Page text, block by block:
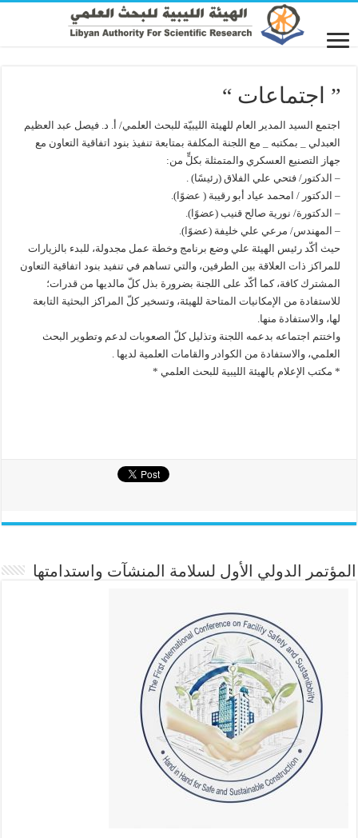
” اجتماعات “
اجتمع السيد المدير العام للهيئة الليبيّة للبحث العلمي/ أ. د. فيصل عبد العظيم
العبدلي _ بمكتبه _ مع اللجنة المكلفة بمتابعة تنفيذ بنود اتفاقية التعاون مع
جهاز التصنيع العسكري والمتمثلة بكلٍّ من:
– الدكتور/ فتحي علي الفلاق (رئيسًا) .
– الدكتور / امحمد عياد أبو رقيبة ( عضوًا).
– الدكتورة/ نورية صالح قنيب (عضوًا).
– المهندس/ مرعي علي خليفة (عضوًا).
حيث أكّد رئيس الهيئة علي وضع برنامج وخطة عمل مجدولة، للبدء بالزيارات
للمراكز ذات العلاقة بين الطرفين، والتي تساهم في تنفيد بنود اتفاقية التعاون
المشترك كافة، كما أكّد على اللجنة بضرورة بذل كلّ مالديها من قدرات؛
للاستفادة من الإمكانيات المتاحة للهيئة، وتسخير كلّ المراكز البحثية التابعة
لها، والاستفادة منها.
واختتم اجتماعه بدعمه اللجنة وتذليل كلّ الصعوبات لدعم وتطوير البحث
العلمي، والاستفادة من الكوادر والقامات العلمية لديها .
* مكتب الإعلام بالهيئة الليبية للبحث العلمي *
المؤتمر الدولي الأول لسلامة المنشآت واستدامتها